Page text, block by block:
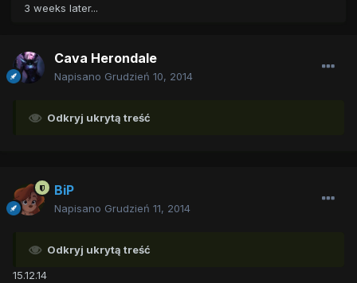
3 weeks later...
Cava Herondale
Napisano Grudzień 10, 2014
Odkryj ukrytą treść
BiP
Napisano Grudzień 11, 2014
Odkryj ukrytą treść
15.12.14